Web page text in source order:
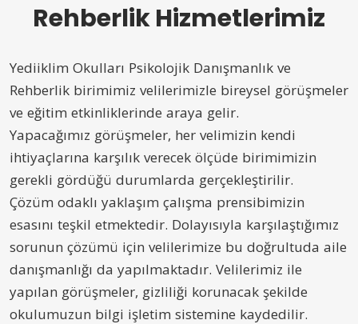
Rehberlik Hizmetlerimiz
Yediiklim Okulları Psikolojik Danışmanlık ve
Rehberlik birimimiz velilerimizle bireysel görüşmeler
ve eğitim etkinliklerinde araya gelir.
Yapacağımız görüşmeler, her velimizin kendi
ihtiyaçlarına karşılık verecek ölçüde birimimizin
gerekli gördüğü durumlarda gerçekleştirilir.
Çözüm odaklı yaklaşım çalışma prensibimizin
esasını teşkil etmektedir. Dolayısıyla karşılaştığımız
sorunun çözümü için velilerimize bu doğrultuda aile
danışmanlığı da yapılmaktadır. Velilerimiz ile
yapılan görüşmeler, gizliliği korunacak şekilde
okulumuzun bilgi işletim sistemine kaydedilir.